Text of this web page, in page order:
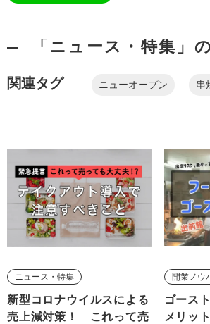
「ニュース・特集」
関連タグ ニューオープン 串
ニュース・特集
新型コロナウイルスによる
売上減対策！ これって売
開業ノウ
ゴース
メリッ